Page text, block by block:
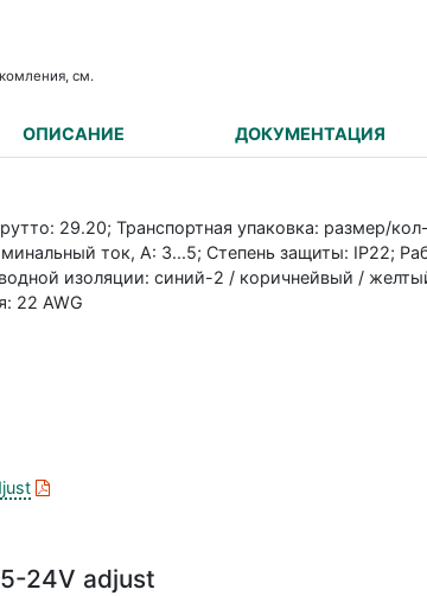
см.
ОПИСАНИЕ ДОКУМЕНТАЦИЯ
29.20; Транспортная упаковка: размер/
ток, А: 3...5; Степень защиты: IP22;
изоляции: синий-2 / коричнейвый /
22 AWG
24V adjust